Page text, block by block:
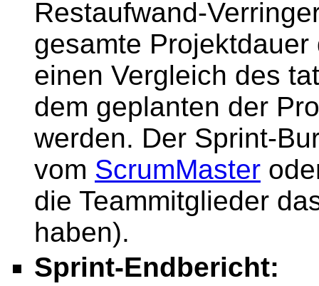
Restaufwand-
gesamte
einen Vergleich des
dem geplanten der
werden. Der Sprint-
vom ScrumMaster
die Teammitglieder
haben).
Sprint-Endbericht: